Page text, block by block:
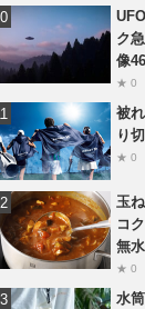
ク
像
★ 0
被
り
★ 0
玉
コ
無
★ 0
水